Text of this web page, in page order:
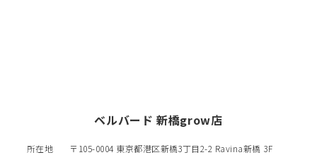
ベルバード 新橋grow店
所在地 〒105-0004 東京都港区新橋3丁目2-2 Ravina新橋 3F